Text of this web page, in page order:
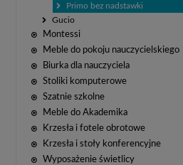
Primo bez nadstawki
Gucio
Montessi
Meble do pokoju nauczycielskiego
Biurka dla nauczyciela
Stoliki komputerowe
Szatnie szkolne
Meble do Akademika
Krzesła i fotele obrotowe
Krzesła i stoły konferencyjne
Wyposażenie świetlicy